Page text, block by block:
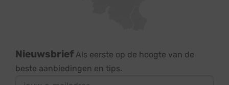
Nieuwsbrief Als eerste op de hoogte van de
beste aanbiedingen en tips.